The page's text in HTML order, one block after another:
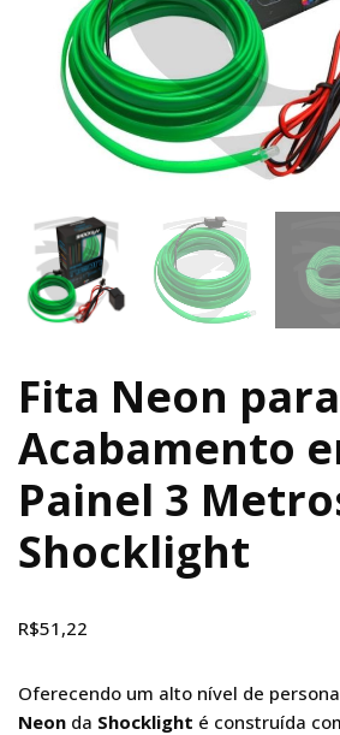
Fita Neon para
Acabamento
Painel 3
Shocklight
R$51,22
Oferecendo um alto nível de
Neon da Shocklight é construída